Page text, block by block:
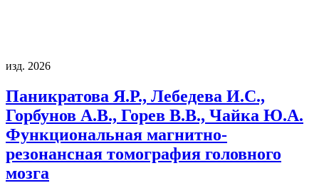
изд. 2026
Паникратова Я.Р., Лебедева И.С.,
Горбунов А.В., Горев В.В., Чайка Ю.А.
Функциональная магнитно-
резонансная томография головного
мозга